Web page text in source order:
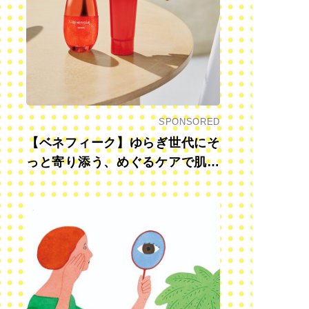
SPONSORED
【ベネフィーク】ゆらぎ世代にそ
っと寄り添う、めぐるケアで肌も
心も前向きに